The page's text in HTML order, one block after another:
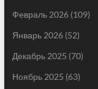
Февраль 2026(109)
Январь 2026(52)
Декабрь 2025 (70)
Ноябрь 2025 (63)